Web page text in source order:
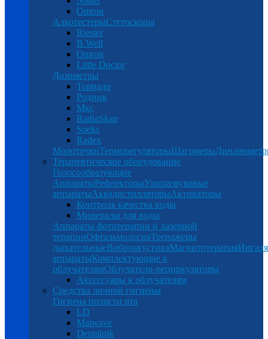
Omron
АлкотестерыСтетоскопы
Riester
B.Well
Omron
Little Doctor
Дозиметры
Торнадо
Родник
Мкс
RadiaSkan
Soeks
Radex
МолоточкиТерморегуляторыШагомеры
Терапевтическое оборудование
Голосообразующие
АппаратыРефлекторыУльтразвуковые
аппаратыАквадистилляторыАктиваторы
Контроль качества воды
Минералы для воды
Аппараты фототерапии и лазерной
терапииОфтальмологияТренажеры
дыхательныеВиброакустикаМагнитотерапия
аппаратыКомплектующие к
облучателямОблучатели-рециркуляторы
Аксессуары к облучателям
Средства личной гигиены
Гигиена полости рта
LD
Matwave
Dentalpik